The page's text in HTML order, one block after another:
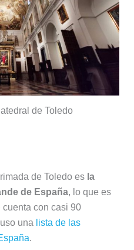
de Toledo
de Toledo esla
de España, lo que es
con casi 90
una lista de las
.